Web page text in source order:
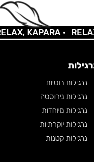
KAPARA • RELAX,
נרגילות רוסיות
נרגילות נירוסטה
נרגילות מיוחדות
נרגילות יוקרתיות
נרגילות קטנות